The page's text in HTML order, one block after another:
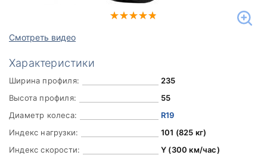
Смотреть видео
Характеристики
Ширина профиля:
235
Высота профиля:
55
Диаметр колеса:
R19
Индекс нагрузки:
101 (825 кг)
Индекс скорости:
Y (300 км/час)